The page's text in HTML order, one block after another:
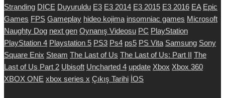
Stranding DICE Duyuruldu E3 E3 2014 E3 2015 E3 2016 EA Epic
Games FPS Gameplay hideo kojima insomniac games Microsoft
Naughty Dog next gen Oynanış Videosu PC PlayStation
PlayStation 4 Playstation 5 PS3 Ps4 ps5 PS Vita Samsung Sony
Square Enix Steam The Last of Us The Last of Us: Part II The
Last of Us Part 2 Ubisoft Uncharted 4 update Xbox Xbox 360
XBOX ONE xbox series x Çıkış Tarihi İOS